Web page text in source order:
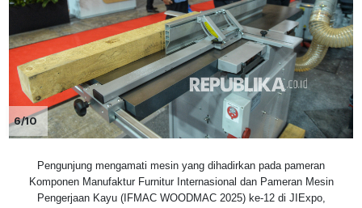
6/10
Pengunjung mengamati mesin yang dihadirkan pada pameran
Komponen Manufaktur Furnitur Internasional dan Pameran Mesin
Pengerjaan Kayu (IFMAC WOODMAC 2025) ke-12 di JIExpo,